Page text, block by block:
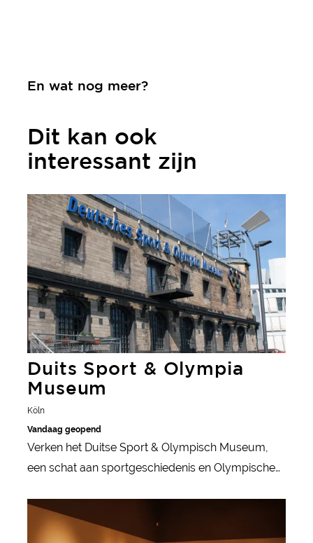
En wat nog meer?
Dit kan ook
interessant zijn
Duits Sport & Olympia
Museum
Köln
Vandaag geopend
Verken het Duitse Sport & Olympisch Museum,
een schat aan sportgeschiedenis en Olympische
meer informatie
meer informatie